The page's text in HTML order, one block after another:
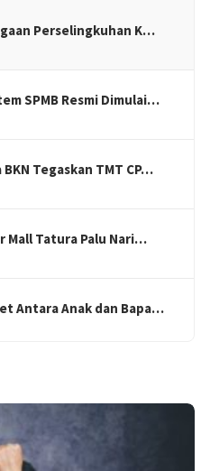
Perselingkuhan K…
SPMB Resmi Dimulai…
Tegaskan TMT CP…
Mall Tatura Palu Nari…
Antara Anak dan Bapa…